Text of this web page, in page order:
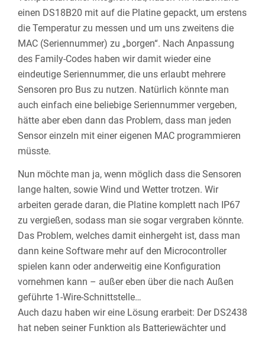
einen DS18B20 mit auf die Platine gepackt, um erstens
die Temperatur zu messen und um uns zweitens die
MAC (Seriennummer) zu „borgen“. Nach Anpassung
des Family-Codes haben wir damit wieder eine
eindeutige Seriennummer, die uns erlaubt mehrere
Sensoren pro Bus zu nutzen. Natürlich könnte man
auch einfach eine beliebige Seriennummer vergeben,
hätte aber eben dann das Problem, dass man jeden
Sensor einzeln mit einer eigenen MAC programmieren
müsste.
Nun möchte man ja, wenn möglich dass die Sensoren
lange halten, sowie Wind und Wetter trotzen. Wir
arbeiten gerade daran, die Platine komplett nach IP67
zu vergießen, sodass man sie sogar vergraben könnte.
Das Problem, welches damit einhergeht ist, dass man
dann keine Software mehr auf den Microcontroller
spielen kann oder anderweitig eine Konfiguration
vornehmen kann – außer eben über die nach Außen
geführte 1-Wire-Schnittstelle…
Auch dazu haben wir eine Lösung erarbeit: Der DS2438
hat neben seiner Funktion als Batteriewächter und